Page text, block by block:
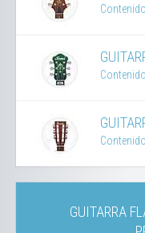
Contenido
Contenido
Contenido
GUITARRA